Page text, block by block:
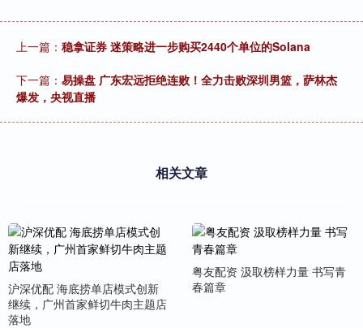
上一篇： 稳拿证券 迷策略进一步购买2440个单位的Solana
下一篇： 易操盘 广东宏远拒绝连败！全力击败深圳男篮，萨林杰
爆发，央视直播
相关文章
沪深优配 海底捞单店模式创新
继续，广州首家鲜切牛肉主题店
落地
粤友配资 汲取榜样力量 书写青
春篇章